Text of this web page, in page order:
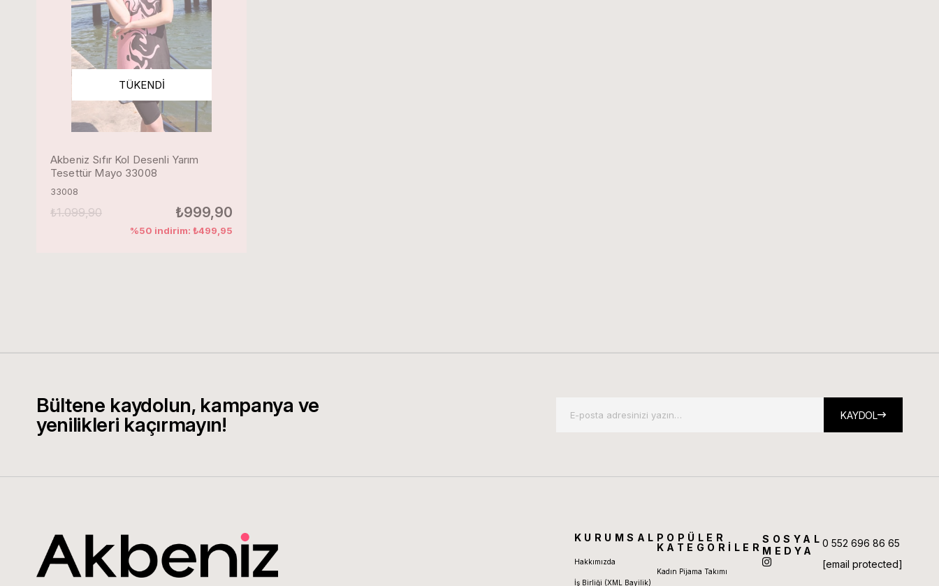
TÜKENDI
Akbeniz Sıfır Kol Desenli Yarım
Tesettür Mayo 33008
33008
₺999,90
₺1.099,90
%50 indirim: ₺499,95
Bültene kaydolun, kampanya ve
yenilikleri kaçırmayın!
KAYDOL
KURUMSAL
Hakkımızda
İş Birliği (XML Bayilik)
POPÜLER
KATEGORİLER
Kadın Pijama Takımı
SOSYAL
MEDYA
0 552 696 86 65
[email protected]